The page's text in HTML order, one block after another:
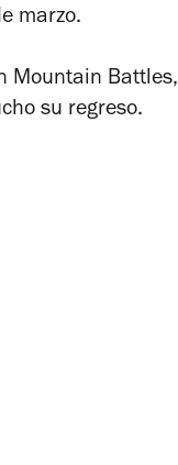
marzo.
Mountain Battles
su regreso.